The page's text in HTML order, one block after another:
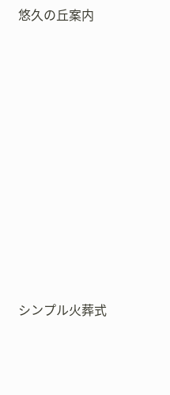
悠久の丘案内
シンプル火葬式